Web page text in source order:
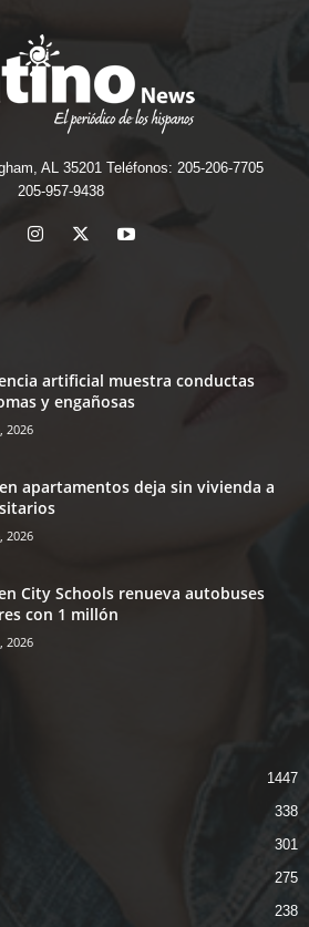
AL 35201 Teléfonos: 205-206-7705
205-957-9438
artificial muestra conductas
y engañosas
2026
apartamentos deja sin vivienda a
2026
City Schools renueva autobuses
con 1 millón
2026
1447
338
301
275
238